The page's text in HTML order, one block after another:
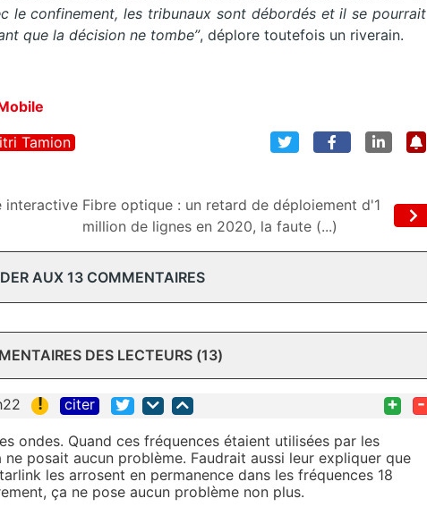
le confinement, les tribunaux sont débordés et il se pourrait
que la décision ne tombe”, déplore toutefois un riverain.
Tamion
interactive Fibre optique : un retard de déploiement d'1
million de lignes en 2020, la faute (...)
AUX 13 COMMENTAIRES
DES LECTEURS (13)
! citer + -
ondes. Quand ces fréquences étaient utilisées par les
posait aucun problème. Faudrait aussi leur expliquer que
les arrosent en permanence dans les fréquences 18
ça ne pose aucun problème non plus.